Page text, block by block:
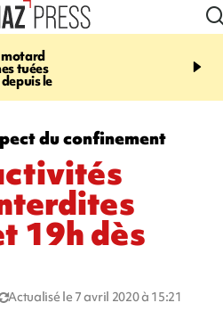
tuées
le
13:49
mineurs - un courrier
du confinement
19h dès
Actualisé le 7 avril 2020 à 15:21